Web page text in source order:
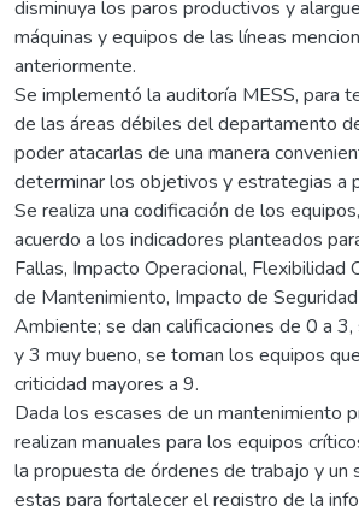
disminuya los paros productivos y
máquinas y equipos de las líneas
anteriormente.
Se implementó la auditoría MESS, para
de las áreas débiles del departamento
poder atacarlas de una manera
determinar los objetivos y estrategias a
Se realiza una codificación de los
acuerdo a los indicadores planteados
Fallas, Impacto Operacional, Flexibilidad
de Mantenimiento, Impacto de
Ambiente; se dan calificaciones de 0 a
y 3 muy bueno, se toman los equipos
criticidad mayores a 9.
Dada los escases de un mantenimiento
realizan manuales para los equipos
la propuesta de órdenes de trabajo y un
estas para fortalecer el registro de la